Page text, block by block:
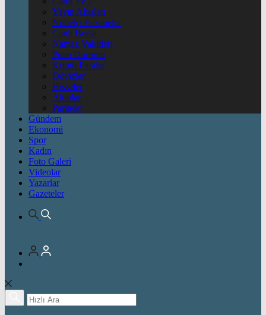
Yayın Akışları
Nöbetçi Eczaneler
Canlı Borsa
Namaz Vakitleri
Puan Durumu
Kripto Paralar
Dövizler
Hisseler
Altınlar
Pariteler
Gündem
Ekonomi
Spor
Kadın
Foto Galeri
Videolar
Yazarlar
Gazeteler